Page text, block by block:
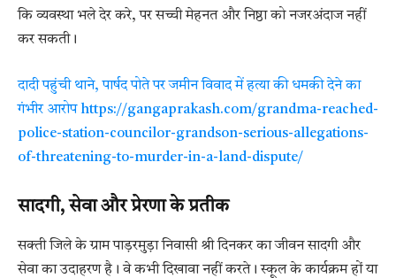
कि व्यवस्था भले देर करे, पर सच्ची मेहनत और निष्ठा को नजरअंदाज नहीं
कर सकती।
दादी पहुंची थाने, पार्षद पोते पर जमीन विवाद में हत्या की धमकी देने का
गंभीर आरोप https://gangaprakash.com/grandma-reached-
police-station-councilor-grandson-serious-allegations-
of-threatening-to-murder-in-a-land-dispute/
सादगी, सेवा और प्रेरणा के प्रतीक
सक्ती जिले के ग्राम पाड़रमुड़ा निवासी श्री दिनकर का जीवन सादगी और
सेवा का उदाहरण है। वे कभी दिखावा नहीं करते। स्कूल के कार्यक्रम हों या